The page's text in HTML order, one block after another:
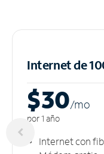
Internet de
$30/mo
por 1 año
Internet con